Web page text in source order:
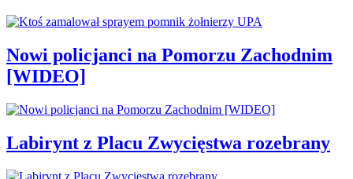
Nowi policjanci na Pomorzu Zachodnim
[WIDEO]
Labirynt z Placu Zwycięstwa rozebrany